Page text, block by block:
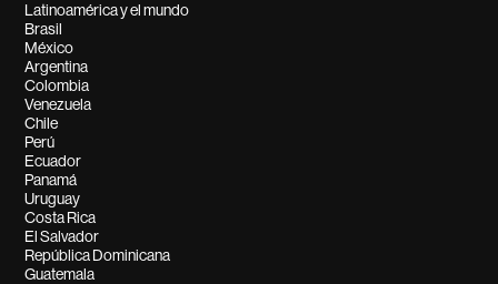
Latinoamérica y el mundo
Brasil
México
Argentina
Colombia
Venezuela
Chile
Perú
Ecuador
Panamá
Uruguay
Costa Rica
El Salvador
República Dominicana
Guatemala